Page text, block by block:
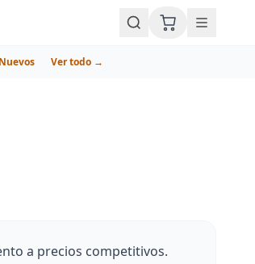
Nuevos Ver todo →
a precios competitivos.